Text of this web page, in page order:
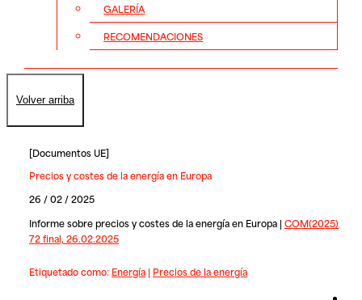
GALERÍA
RECOMENDACIONES
Volver arriba
[Documentos UE]
Precios y costes de la energía en Europa
26 / 02 / 2025
Informe sobre precios y costes de la energía en Europa | COM(2025)
72 final, 26.02.2025
Etiquetado como: Energía| Precios de la energía